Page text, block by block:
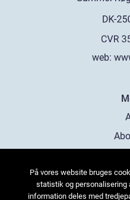
web:
På vores website bruges
statistik og personalisering
information deles med